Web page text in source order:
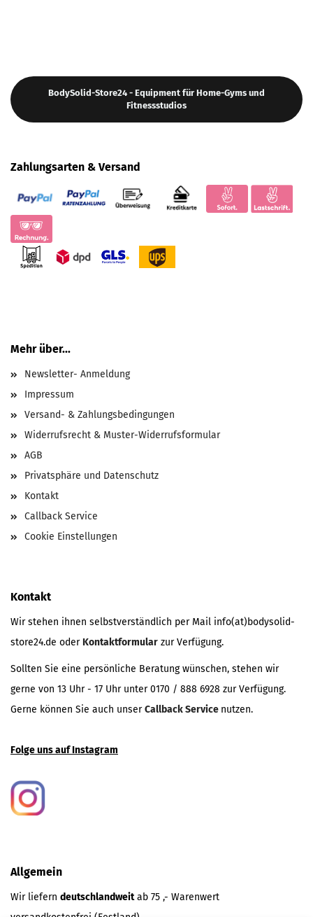
BodySolid-Store24 - Equipment für Home-Gyms und
Fitnessstudios
Zahlungsarten & Versand
Mehr über...
Newsletter- Anmeldung
Impressum
Versand- & Zahlungsbedingungen
Widerrufsrecht & Muster-Widerrufsformular
AGB
Privatsphäre und Datenschutz
Kontakt
Callback Service
Cookie Einstellungen
Kontakt
Wir stehen ihnen selbstverständlich per Mail info(at)bodysolid-
store24.de oder Kontaktformular zur Verfügung.
Sollten Sie eine persönliche Beratung wünschen, stehen wir
gerne von 13 Uhr - 17 Uhr unter 0170 / 888 6928 zur Verfügung.
Gerne können Sie auch unserCallback Service nutzen.
Folge uns auf Instagram
Allgemein
Wir liefern deutschlandweitab 75 ,- Warenwert